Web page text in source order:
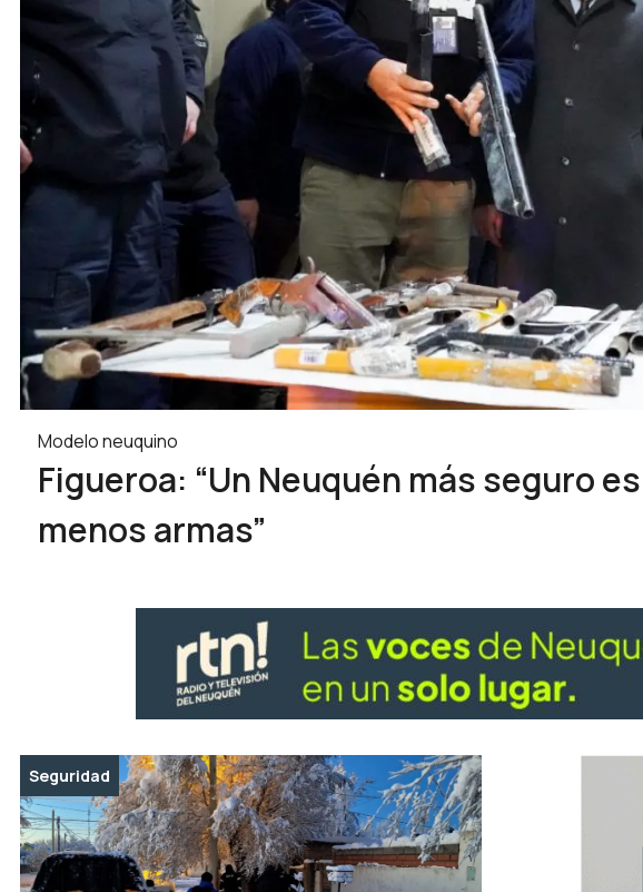
Modelo neuquino
Figueroa: “Un Neuquén más seguro
menos armas”
Seguridad